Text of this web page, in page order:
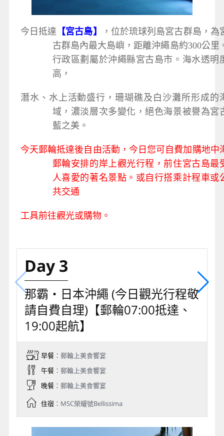
今日抵達 【宮古島】
，位於琉球列島宮古群島，為
古群島內最大島嶼，距離沖繩島約300公里
行政區劃屬於沖繩縣宮古島市。海水透明
高，
潛水、水上活動盛行，珊瑚礁及白沙灘所形成的
域，濃淡層次多變化，絕色海景被譽為宮
藍之美。
今天郵輪抵達後自由活動，今日您可自費加購地中
郵輪安排的岸上觀光行程，前住宮古島最
人喜愛的著名景點。或自行搭乘計程車或
共交通
工具前往觀光或購物。
Day 3
那霸‧日本沖繩 (今日觀光行程敬
請自費自理)【郵輪07:00抵達、
19:00起航】
早餐：郵輪上美食饗宴
午餐：郵輪上美食饗宴
晚餐：郵輪上美食饗宴
住宿：MSC榮耀號Bellissima